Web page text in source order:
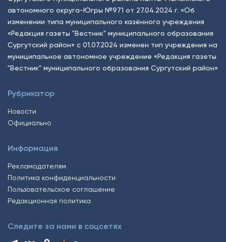
автономного округа-Югры №971 от 27.04.2024 г. «Об
изменении типа муниципального казённого учреждения
«Редакция газеты "Вестник" муниципального образования
Сургутский район» с 01.07.2024 изменен тип учреждения на
муниципальное автономное учреждение «Редакция газеты
"Вестник" муниципального образования Сургутский район»
Рубрикатор
Новости
Официально
Информация
Рекламодателям
Политика конфиденциальности
Пользовательское соглашение
Редакционная политика
Следите за нами в соцсетях